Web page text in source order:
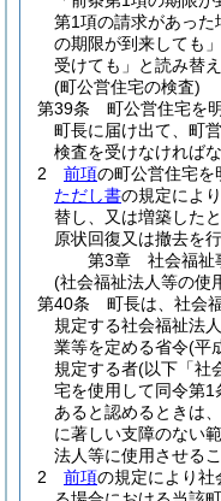
第1項の請求があった
の期限が到来しても
受けても」と読み替
(町公営住宅の検査)
第39条
町公営住宅を
町長に届け出て、町
検査を受けなければな
2
前項の町公営住宅を
ただし書の規定によ
替し、又は増築したと
原状回復又は撤去を
第3章
社会福祉
(社会福祉法人等の使
第40条
町長は、社会
規定する社会福祉法
業等を定める省令(平
規定する者(以下「社
宅を使用して同令第
あると認めるときは
に著しい支障のない
法人等に使用させる
2
前項の規定により社